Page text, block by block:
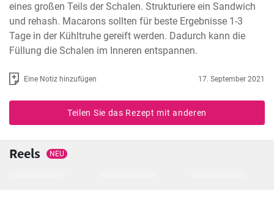
eines großen Teils der Schalen. Strukturiere ein Sandwich
und rehash. Macarons sollten für beste Ergebnisse 1-3
Tage in der Kühltruhe gereift werden. Dadurch kann die
Füllung die Schalen im Inneren entspannen.
Eine Notiz hinzufügen 17. September 2021
Teilen Sie das Rezept mit anderen
Reels NEU